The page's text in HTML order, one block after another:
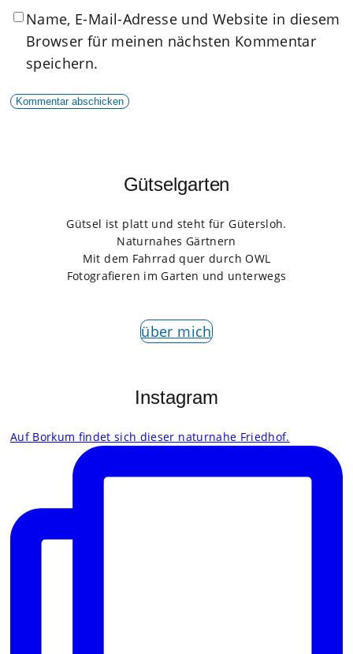
Name, E-Mail-Adresse und Website in diesem
Browser für meinen nächsten Kommentar
speichern.
Gütselgarten
Gütsel ist platt und steht für Gütersloh.
Naturnahes Gärtnern
Mit dem Fahrrad quer durch OWL
Fotografieren im Garten und unterwegs
über mich
Instagram
Auf Borkum findet sich dieser naturnahe Friedhof.